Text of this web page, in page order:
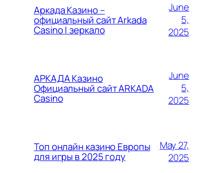
Аркада Казино –
официальный сайт Arkada
Casino | зеркало
June
5,
2025
АРКАДА Казино
Официальный сайт ARKADA
Casino
June
5,
2025
Топ онлайн казино Европы
для игры в 2025 году
May 27,
2025